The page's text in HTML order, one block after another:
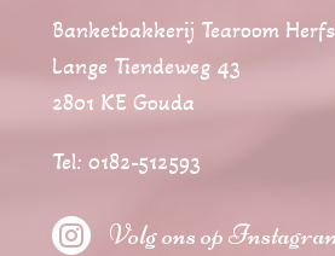
Banketbakkerij Tearoom
Lange Tiendeweg 43
2801 KE Gouda
Tel: 0182-512593
 Volg ons op